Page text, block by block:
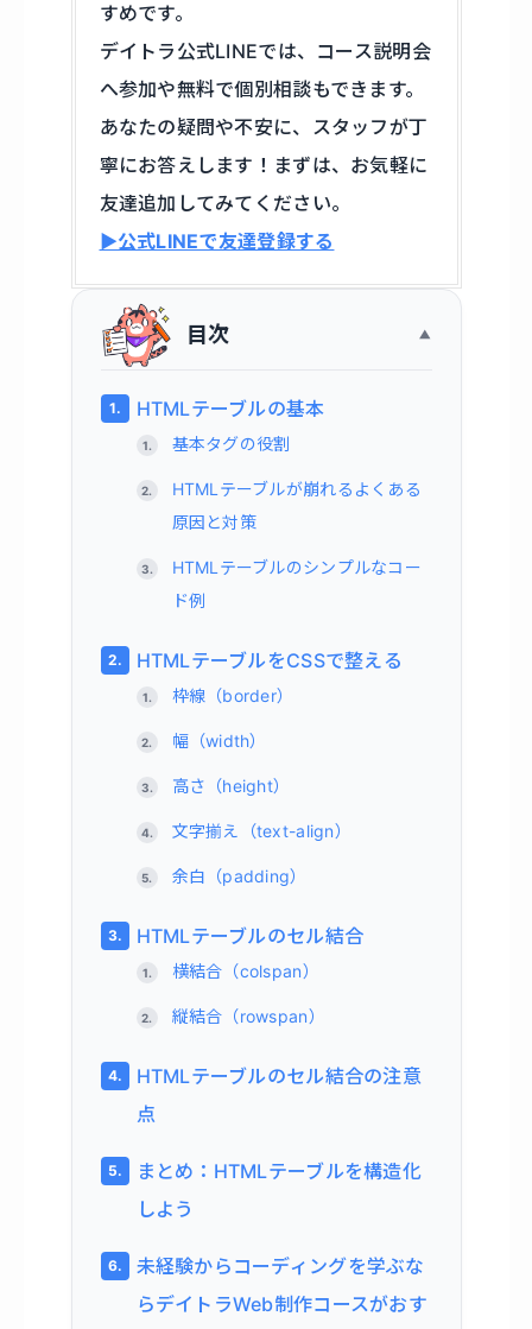
すめです。
デイトラ公式LINEでは、コース説明会
へ参加や無料で個別相談もできます。
あなたの疑問や不安に、スタッフが丁
寧にお答えします！まずは、お気軽に
友達追加してみてください。
▶公式LINEで友達登録する
目次
HTMLテーブルの基本
基本タグの役割
HTMLテーブルが崩れるよくある
原因と対策
HTMLテーブルのシンプルなコー
ド例
HTMLテーブルをCSSで整える
枠線（border）
幅（width）
高さ（height）
文字揃え（text-align）
余白（padding）
HTMLテーブルのセル結合
横結合（colspan）
縦結合（rowspan）
HTMLテーブルのセル結合の注意
点
まとめ：HTMLテーブルを構造化
しよう
未経験からコーディングを学ぶな
らデイトラWeb制作コースがおす